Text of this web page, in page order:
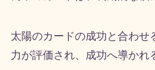
太陽のカードの成功と合わせ
力が評価され、成功へ導かれ